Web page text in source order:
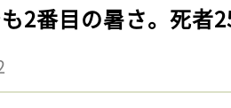
2番目の暑さ。死者